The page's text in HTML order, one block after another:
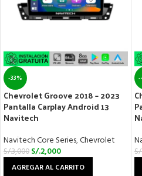
-33%
Chevrolet Groove 2018 – 2023
Pantalla Carplay Android 13
Navitech
Navitech Core Series,Chevrolet
S/.3,000 S/.2,000
AGREGAR AL CARRITO
S/.